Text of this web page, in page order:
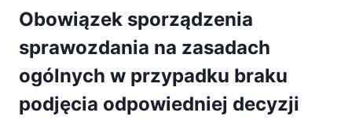
Obowiązek sporządzenia
sprawozdania na zasadach
ogólnych w przypadku braku
podjęcia odpowiedniej decyzji